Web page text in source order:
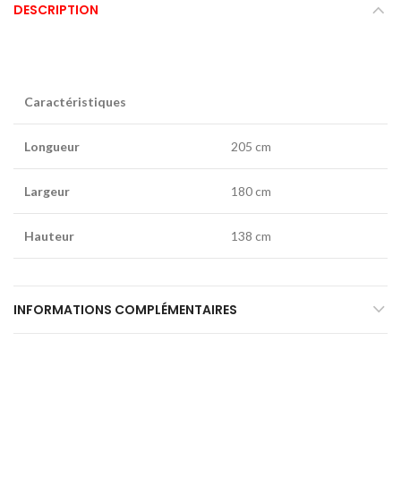
DESCRIPTION
Caractéristiques
Longueur 205 cm
Largeur 180 cm
Hauteur 138 cm
INFORMATIONS COMPLÉMENTAIRES